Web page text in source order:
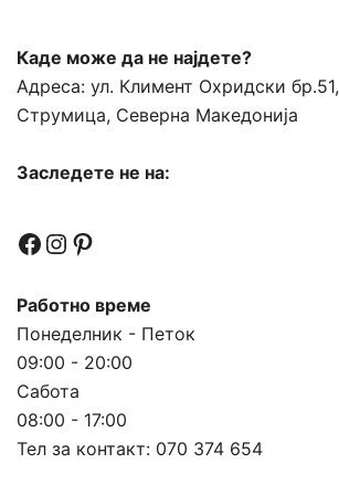
Каде може да не најдете?
Адреса: ул. Климент Охридски бр.51,
Струмица, Северна Македонија
Заследете не на:
Facebook
Instagram
Pinterest
Работно време
Понеделник - Петок
09:00 - 20:00
Сабота
08:00 - 17:00
Тел за контакт: 070 374 654